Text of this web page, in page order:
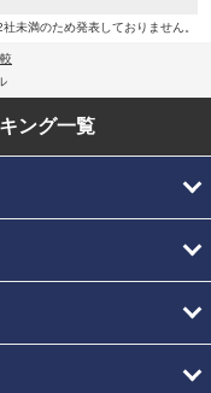
未満のため発表しておりません。
ング一覧